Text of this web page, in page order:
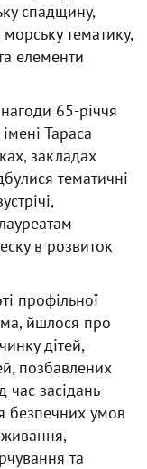
спадщину,
тематику,
елементи
65-річчя
Тараса
закладах
тематичні
в розвиток
профільної
йшлося про
дітей,
позбавлених
час засідань
безпечних умов
та